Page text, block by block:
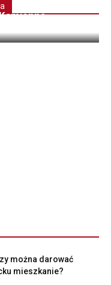
można darować
mieszkanie?